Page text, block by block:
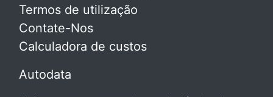
Termos de utilização
Contate-Nos
Calculadora de custos
Autodata